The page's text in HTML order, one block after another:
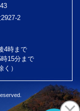
2927-2
4時まで
15分まで
）